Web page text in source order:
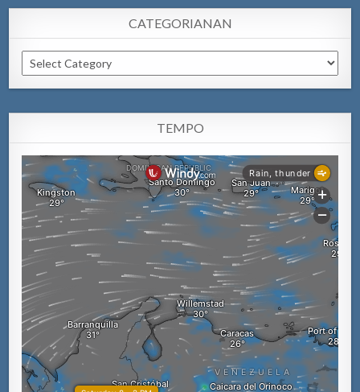
CATEGORIANAN
Categorianan
TEMPO